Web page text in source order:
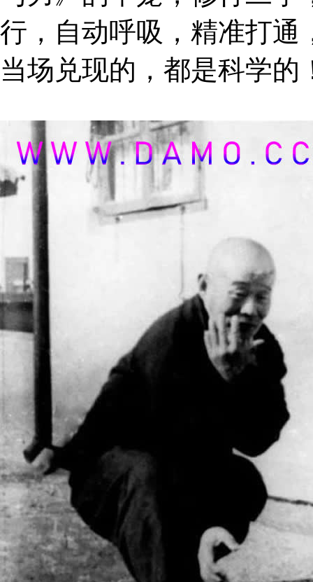
行，自动呼吸，精准打通
当场兑现的，都是科学